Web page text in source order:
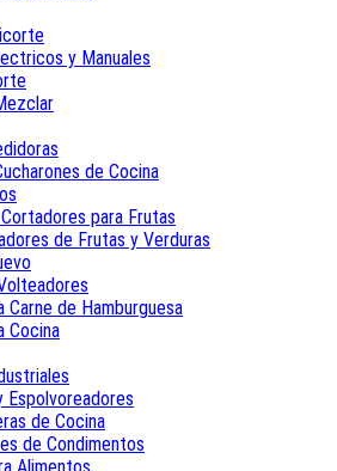
y Manuales
de Cocina
para Frutas
de Frutas y Verduras
Carne de Hamburguesa
Cocina
Espolvoreadores
de Cocina
de Condimentos